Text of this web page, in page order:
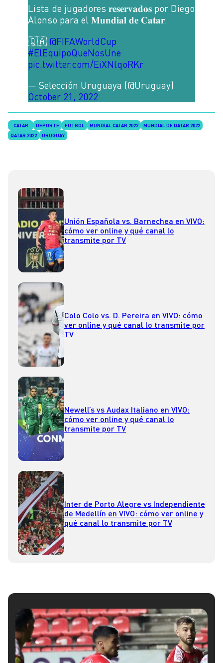
Lista de jugadores 𝐫𝐞𝐬𝐞𝐫𝐯𝐚𝐝𝐨𝐬 por Diego
Alonso para el 𝐌𝐮𝐧𝐝𝐢𝐚𝐥 𝐝𝐞 𝐂𝐚𝐭𝐚𝐫.
🇶🇦 @FIFAWorldCup
#ElEquipoQueNosUne
pic.twitter.com/EiXNlqoRKr
— Selección Uruguaya (@Uruguay)
October 21, 2022
CATAR DEPORTE FUTBOL MUNDIAL CATAR 2022
MUNDIAL DE QATAR 2022
QATAR 2022
URUGUAY
Unión Española vs. Barnechea en VIVO:
cómo ver online y qué canal lo
transmite por TV
Colo Colo vs. D. Pereira en VIVO: cómo
ver online y qué canal lo transmite por
TV
Newell’s vs Audax Italiano en VIVO:
cómo ver online y qué canal lo
transmite por TV
Inter de Porto Alegre vs Independiente
de Medellín en VIVO: cómo ver online y
qué canal lo transmite por TV